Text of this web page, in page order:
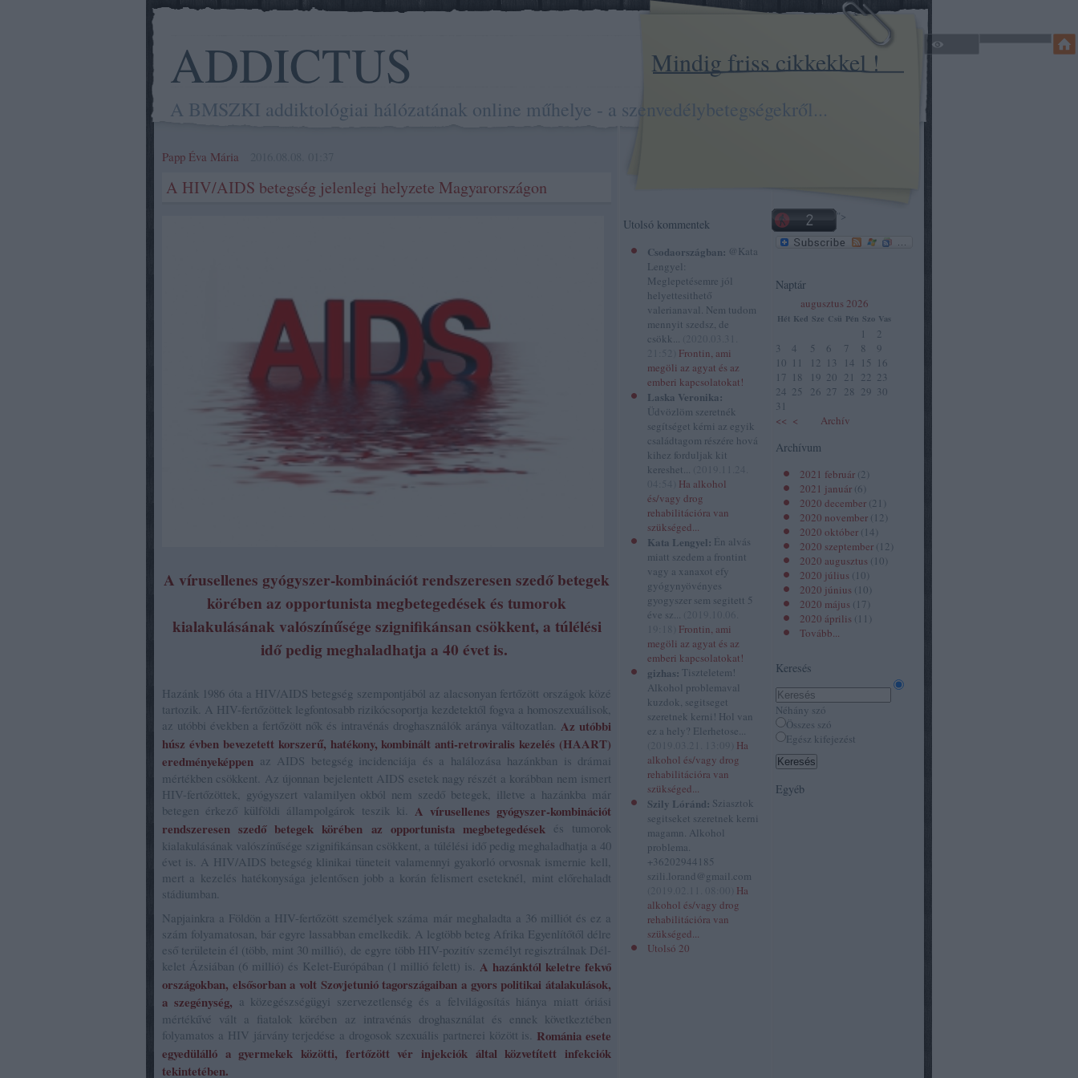
ADDICTUS
A BMSZKI addiktológiai hálózatának online műhelye - a szenvedélybetegségekről...
Mindig friss cikkekkel !
">
Naptár
augusztus 2026
Hét Ked Sze Csü Pén Szo Vas
<< < Archív
1
2
3
4 5 6 7 8
9
10 11 12 13 14 15
16
17 18 19 20 21 22 23
24 25 26 27 28 29 30
31
Archívum
2021 február (2
2021 január (6
2020 december (21
2020 november ( 12
2020 október ( 14
2020 szeptember ( 12
2020 augusztus ( 10
2020 július ( 10
2020 június ( 10
2020 május ( 17
2020 április ( 11
Tovább...
Keresés
Néhány szó
Összes szó
Egész kifejezést
Egyéb
Utolsó kommentek
Csodaországban: @Kata
Lengyel:
Meglepetésemre jól
helyettesithető
valerianaval. Nem tudom
mennyit szedsz, de
csökk...
Frontin, ami
megöli az agyat és az
emberi kapcsolatokat!
Laska Veronika:
Üdvözlöm szeretnék
segítséget kérni az egyik
családtagom részére hová
kihez forduljak kit
kereshet...
Ha alkohol
és/vagy drog
rehabilitációra van
szükséged...
Kata Lengyel: Én alvás
miatt szedem a frontint
vagy a xanaxot efy
gyógynyövényes
gyogyszer sem segitett 5
éve sz...
Frontin, ami
megöli az agyat és az
emberi kapcsolatokat!
gizhas: Tiszteletem!
Alkohol problemaval
kuzdok, segitseget
szeretnek kerni! Hol van
ez a hely? Elerhetose...
Ha
alkohol és/vagy drog
rehabilitációra van
szükséged...
Szily Lóránd: Sziasztok
segitseket szeretnek kerni
magamn. Alkohol
problema.
+36202944185
szili.lorand@gmail.com
Ha
alkohol és/vagy drog
rehabilitációra van
szükséged...
Utolsó 20
Papp Éva Mária
A HIV/AIDS betegség jelenlegi helyzete Magyarországon
A vírusellenes gyógyszer-kombinációt rendszeresen szedő betegek
körében az opportunista megbetegedések és tumorok
kialakulásának valószínűsége szignifikánsan csökkent, a túlélési
idő pedig meghaladhatja a 40 évet is.
Hazánk 1986 óta a HIV/AIDS betegség szempontjából az alacsonyan fertőzött országok közé
tartozik. A HIV-fertőzöttek legfontosabb rizikócsoportja kezdetektől fogva a homoszexuálisok,
az utóbbi években a fertőzött nők és intravénás droghasználók aránya változatlan. Az utóbbi
húsz évben bevezetett korszerű, hatékony, kombinált anti-retroviralis kezelés (HAART)
eredményeképpen az AIDS betegség incidenciája és a halálozása hazánkban is drámai
mértékben csökkent. Az újonnan bejelentett AIDS esetek nagy részét a korábban nem ismert
HIV-fertőzöttek, gyógyszert valamilyen okból nem szedő betegek, illetve a hazánkba már
betegen érkező külföldi állampolgárok teszik ki. A vírusellenes gyógyszer-kombinációt
rendszeresen szedő betegek körében az opportunista megbetegedések és tumorok
kialakulásának valószínűsége szignifikánsan csökkent, a túlélési idő pedig meghaladhatja a 40
évet is. A HIV/AIDS betegség klinikai tüneteit valamennyi gyakorló orvosnak ismernie kell,
mert a kezelés hatékonysága jelentősen jobb a korán felismert eseteknél, mint előrehaladt
stádiumban.
Napjainkra a Földön a HIV-fertőzött személyek száma már meghaladta a 36 milliót és ez a
szám folyamatosan, bár egyre lassabban emelkedik. A legtöbb beteg Afrika Egyenlítőtől délre
eső területein él (több, mint 30 millió), de egyre több HIV-pozitív személyt regisztrálnak Dél-
kelet Ázsiában (6 millió) és Kelet-Európában (1 millió felett) is. A hazánktól keletre fekvő
országokban, elsősorban a volt Szovjetunió tagországaiban a gyors politikai átalakulások,
a szegénység, a közegészségügyi szervezetlenség és a felvilágosítás hiánya miatt óriási
mértékűvé vált a fiatalok körében az intravénás droghasználat és ennek következtében
folyamatos a HIV járvány terjedése a drogosok szexuális partnerei között is. Románia esete
egyedülálló a gyermekek közötti, fertőzött vér injekciók által közvetített infekciók
tekintetében.